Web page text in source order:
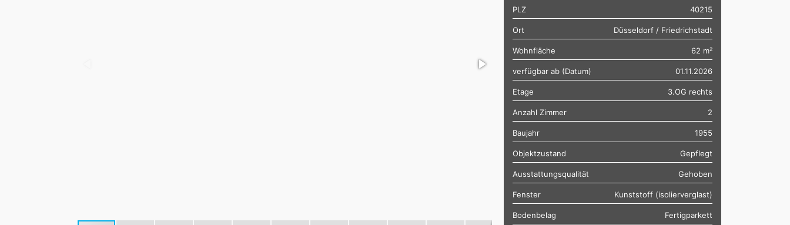
PLZ 40215
Ort Düsseldorf / Friedrichstadt
Wohnfläche 62 m²
verfügbar ab (Datum) 01.11.2026
Etage 3.OG rechts
Anzahl Zimmer 2
Baujahr 1955
Objektzustand Gepflegt
Ausstattungsqualität Gehoben
Fenster Kunststoff (isolierverglast)
Bodenbelag Fertigparkett